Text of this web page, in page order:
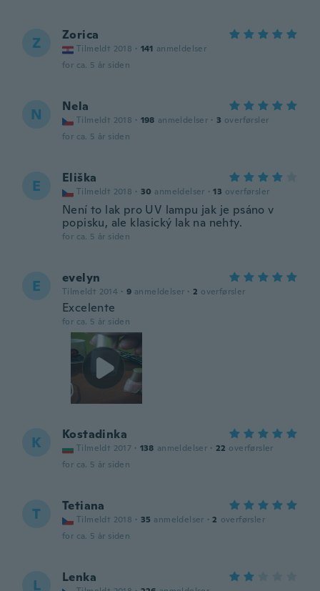
Z Zorica
Tilmeldt 2018 · 141 anmeldelser
for ca. 5 år siden
N Nela
Tilmeldt 2018 · 198 anmeldelser · 3 overførsler
for ca. 5 år siden
E Eliška
Tilmeldt 2018 · 30 anmeldelser · 13 overførsler
Není to lak pro UV lampu jak je psáno v
popisku, ale klasický lak na nehty.
for ca. 5 år siden
E evelyn
Tilmeldt 2014 · 9 anmeldelser · 2 overførsler
Excelente
for ca. 5 år siden
K Kostadinka
Tilmeldt 2017 · 138 anmeldelser · 22 overførsler
for ca. 5 år siden
T Tetiana
Tilmeldt 2018 · 35 anmeldelser · 2 overførsler
for ca. 5 år siden
L Lenka